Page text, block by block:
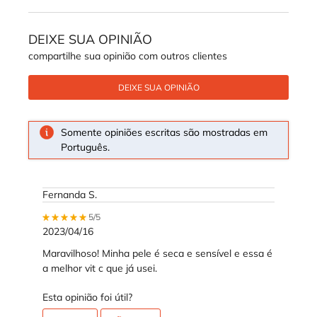
DEIXE SUA OPINIÃO
compartilhe sua opinião com outros clientes
DEIXE SUA OPINIÃO
Somente opiniões escritas são mostradas em
Português.
Fernanda S.
5 out of 5 stars.
5/5
2023/04/16
Maravilhoso! Minha pele é seca e sensível e essa é
a melhor vit c que já usei.
Esta opinião foi útil?